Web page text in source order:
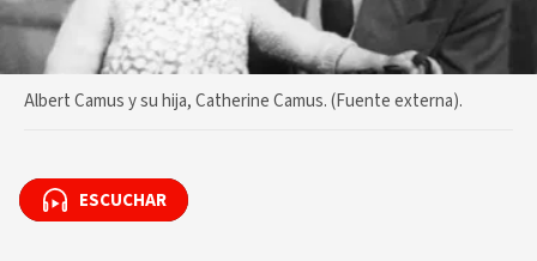
Albert Camus y su hija, Catherine Camus. (Fuente externa).
ESCUCHAR
ESCUCHAR